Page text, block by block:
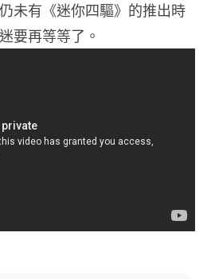
未有《迷你四驅》的推出時
要再等等了。